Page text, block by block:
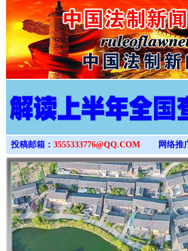
投稿邮箱： 3555333776@QQ.COM 网络推